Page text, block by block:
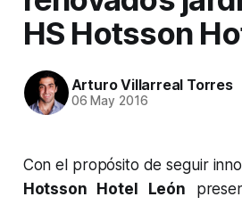
HS Hotsson
Arturo Villarreal Torres
06 May 2016
Con el propósito de seguir
Hotsson Hotel León